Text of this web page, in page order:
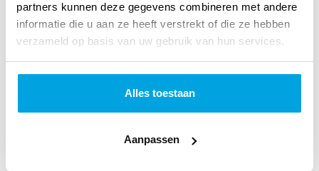
partners kunnen deze gegevens combineren met andere
informatie die u aan ze heeft verstrekt of die ze hebben
verzameld op basis van uw gebruik van hun services.
Alles toestaan
Aanpassen
701
Imprint: NBG
Uitgever:
Nederlands-Vlaams
Bijbelgenootschap